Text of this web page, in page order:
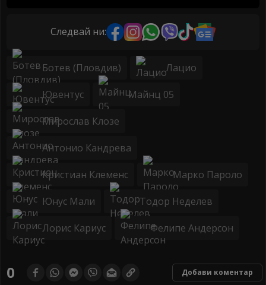
Следвай ни:
Ботев (Пловдив) Лацио
Ювентус Майнц 05
Мирослав Клозе
Антонио Кандрева
Кристиан Клеменс Марко Пароло
Юнус Мали Тодор Неделев
Лорис Кариус Фелипе Андерсон
0 Добави коментар